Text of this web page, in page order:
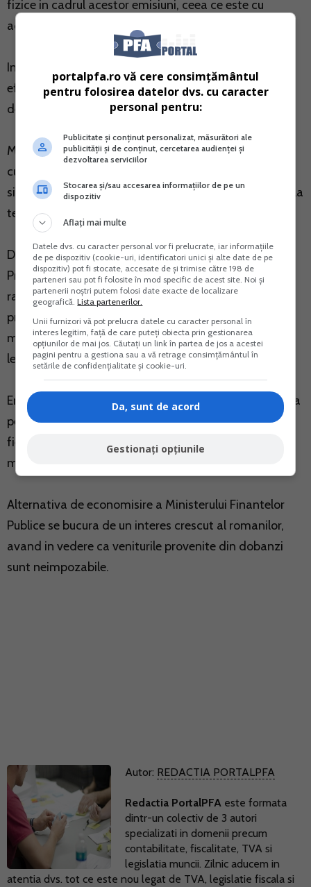
fizice in cadrul acestor emisiuni, ceea ce este cu
adevarat o veste buna.
Investitorii au posibilitatea anularii subscrierilor deja
efectuate prin depunerea unei cereri doar in perioada
de subscriere.
Mai trebuie sa stii ca titlurile de stat lansate incepand
cu data de 1 iulie 2020 sunt in forma dematerializata
si au valoare nominala de 1 leu. Dobanda este platita la
termenele prevazute in prospectul de emisiune.
De asemenea, titlurile de stat emise in cadrul
Programului Tezaur sunt transferabile si se pot
rascumpara in avans. In cazul decesului, dreptul de
proprietate asupra titlurilor de stat se transfera
mostenitorilor, care prezinta documentele legale care
le atesta calitatea.
Emiterea titlurilor de stat pentru populatie va continua
pe parcursul anului 2020, iar maturitatile pentru
fiecare emisiune vor fi stabilite in functie interesul
manifestat de investitori.
Alternativa de economisire a Ministerului Finantelor
Publice se bucura de un interes crescut al romanilor,
avand in vedere ca veniturile provenite din dobanzi
sunt neimpozabile.
Autor: REDACTIA PORTALPFA
Redactia PortalPFA este formata
dintr-un colectiv de 3 autori
specializati in domenii precum
contabilitate, fiscalitate, TVA si
legislatia muncii. Zilnic aducem in
atentia dvs. tot ce este nou legat de TVA, legislatie fiscala si
portalpfa.ro vă cere consimțământul
pentru folosirea datelor dvs. cu caracter
personal pentru:
Publicitate și conținut personalizat, măsurători ale
publicității și de conținut, cercetarea audienței și
dezvoltarea serviciilor
Stocarea și/sau accesarea informațiilor de pe un
dispozitiv
Aflați mai multe
Datele dvs. cu caracter personal vor fi prelucrate, iar informațiile
de pe dispozitiv (cookie-uri, identificatori unici și alte date de pe
dispozitiv) pot fi stocate, accesate de și trimise către 198 de
parteneri sau pot fi folosite în mod specific de acest site. Noi și
partenerii noștri putem folosi date exacte de localizare
geografică.Lista partenerilor.
Unii furnizori vă pot prelucra datele cu caracter personal în
interes legitim, față de care puteți obiecta prin gestionarea
opțiunilor de mai jos. Căutați un link în partea de jos a acestei
pagini pentru a gestiona sau a vă retrage consimțământul în
setările de confidențialitate și cookie-uri.
Da, sunt de acord
Gestionați opțiunile